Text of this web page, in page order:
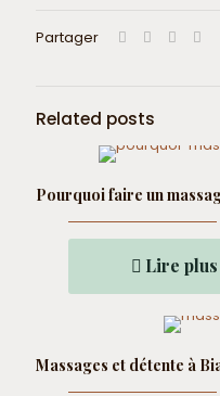
Partager
Related posts
Pourquoi faire un
Lire plus
Massages et détente à